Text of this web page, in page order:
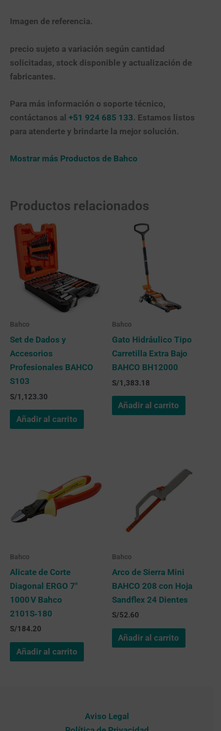
Imagen de referencia.
precio sujeto a variación según cantidad
solicitadas, stock disponible y actualización de
fabricantes.
Para más información o soporte técnico,
contáctanos al +51 924 685 133. Estamos listos
para atenderte y brindarte la mejor solución.
Mostrar más Productos de Bahco
Productos relacionados
Bahco
Set de Dados y
Accesorios
Profesionales BAHCO
S103
S/1,123.30
Añadir al carrito
Bahco
Gato Hidráulico Tipo
Carretilla Extra Bajo
BAHCO BH12000
S/1,383.18
Añadir al carrito
Bahco
Alicate de Corte
Diagonal ERGO 7″
1000 V Bahco
2101S‑180
S/184.20
Añadir al carrito
Bahco
Arco de Sierra Mini
BAHCO 208 con Hoja
Sandflex 24 Dientes
S/52.60
Añadir al carrito
Aviso Legal